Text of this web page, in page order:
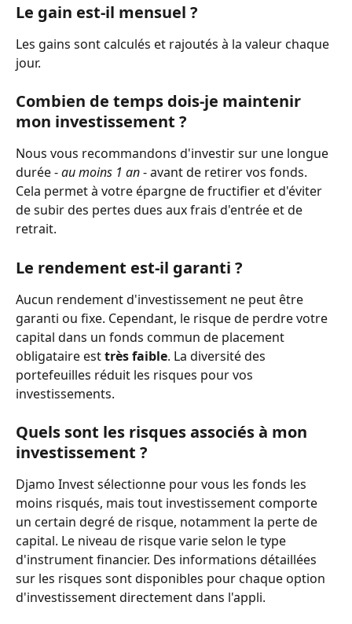
Le gain est-il mensuel ?
Les gains sont calculés et rajoutés à la valeur chaque
jour.
Combien de temps dois-je maintenir
mon investissement ?
Nous vous recommandons d'investir sur une longue
durée - au moins 1 an - avant de retirer vos fonds.
Cela permet à votre épargne de fructifier et d'éviter
de subir des pertes dues aux frais d'entrée et de
retrait.
Le rendement est-il garanti ?
Aucun rendement d'investissement ne peut être
garanti ou fixe. Cependant, le risque de perdre votre
capital dans un fonds commun de placement
obligataire est très faible. La diversité des
portefeuilles réduit les risques pour vos
investissements.
Quels sont les risques associés à mon
investissement ?
Djamo Invest sélectionne pour vous les fonds les
moins risqués, mais tout investissement comporte
un certain degré de risque, notamment la perte de
capital. Le niveau de risque varie selon le type
d'instrument financier. Des informations détaillées
sur les risques sont disponibles pour chaque option
d'investissement directement dans l'appli.